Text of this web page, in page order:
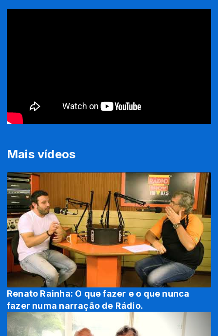
Mais vídeos
Renato Rainha: O que fazer e o que nunca
fazer numa narração de Rádio.